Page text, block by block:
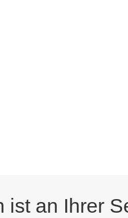
ist an Ihrer